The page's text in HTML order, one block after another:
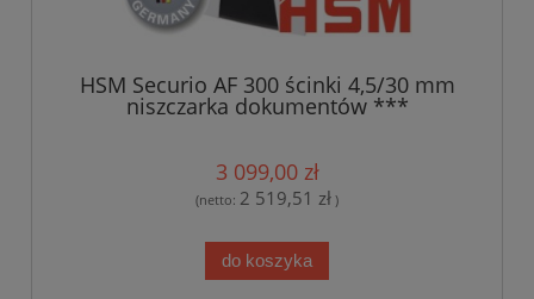
HSM Securio AF 300 ścinki 4,5/30 mm
niszczarka dokumentów ***
3 099,00 zł
(netto: 2 519,51 zł )
do koszyka